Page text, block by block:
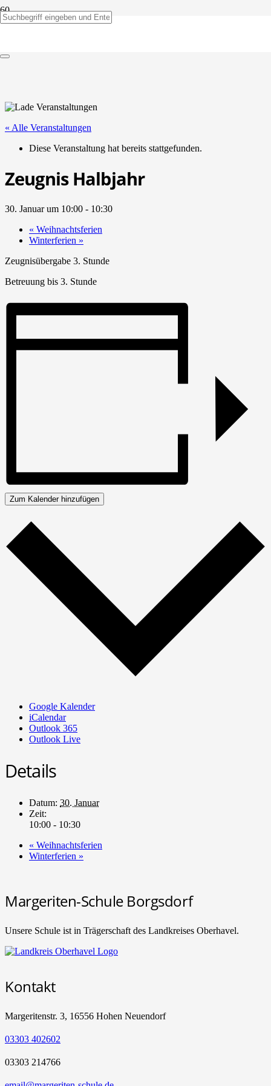
« Alle Veranstaltungen
Diese Veranstaltung hat bereits stattgefunden.
Zeugnis Halbjahr
30. Januar um 10:00 - 10:30
« Weihnachtsferien
Winterferien »
Zeugnisübergabe 3. Stunde
Betreuung bis 3. Stunde
Zum Kalender hinzufügen
Google Kalender
iCalendar
Outlook 365
Outlook Live
Details
Datum: 30. Januar
Zeit:
10:00 - 10:30
« Weihnachtsferien
Winterferien »
Margeriten-Schule Borgsdorf
Unsere Schule ist in Trägerschaft des Landkreises Oberhavel.
Kontakt
Margeritenstr. 3, 16556 Hohen Neuendorf
03303 402602
03303 214766